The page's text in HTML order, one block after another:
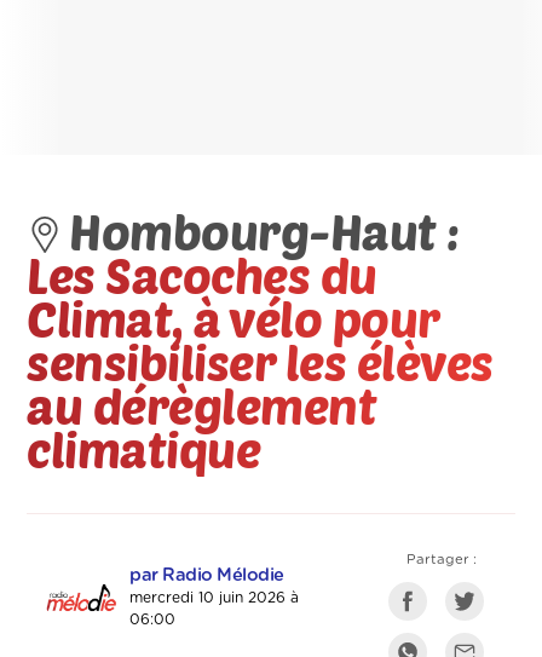
Hombourg-Haut :
Les Sacoches du
Climat, à vélo pour
sensibiliser les élèves
au dérèglement
climatique
par Radio Mélodie
mercredi 10 juin 2026 à
06:00
Partager :